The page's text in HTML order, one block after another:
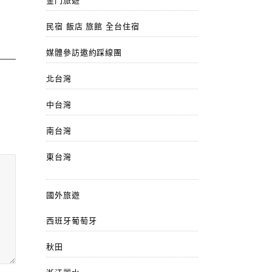
民宿 飯店 旅館 全台住宿
媒體參訪邀約踩線團
北台灣
中台灣
南台灣
東台灣
國外旅遊
西班牙葡萄牙
秋田